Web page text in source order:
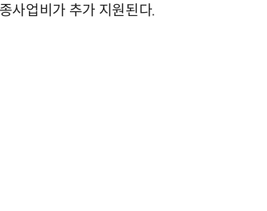
사업비가 추가 지원된다.